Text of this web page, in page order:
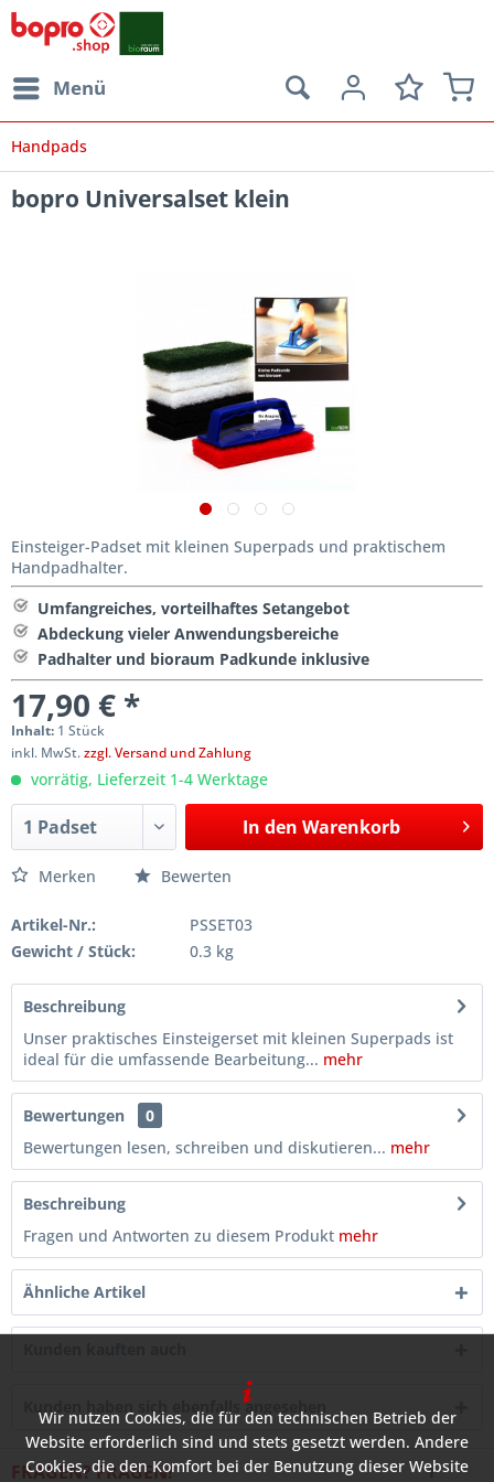
Menü
Handpads
bopro Universalset klein
Einsteiger-Padset mit kleinen Superpads und praktischem
Handpadhalter.
Umfangreiches, vorteilhaftes Setangebot
Abdeckung vieler Anwendungsbereiche
Padhalter und bioraum Padkunde inklusive
17,90 € *
Inhalt: 1 Stück
inkl. MwSt.zzgl. Versand und Zahlung
vorrätig, Lieferzeit 1-4 Werktage
In den Warenkorb
Merken Bewerten
Artikel-Nr.:
PSSET03
Gewicht / Stück:
0.3 kg
Beschreibung
Unser praktisches Einsteigerset mit kleinen Superpads ist
ideal für die umfassende Bearbeitung... mehr
Bewertungen
0
Bewertungen lesen, schreiben und diskutieren... mehr
Beschreibung
Fragen und Antworten zu diesem Produkt mehr
Ähnliche Artikel
Kunden haben sich ebenfalls angesehen
FRAGEN? FRAGEN!
Wir nutzen Cookies, die für den technischen Betrieb der
Website erforderlich sind und stets gesetzt werden. Andere
Cookies, die den Komfort bei der Benutzung dieser Website